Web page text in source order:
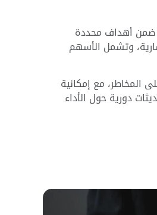
ضمن أهداف محددة
وتشمل الأسهم
المخاطر، مع إمكانية
دورية حول الأداء